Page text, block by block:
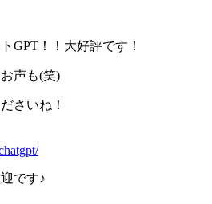
GPT！！大好評です！
声も(笑)
さいね！
です♪